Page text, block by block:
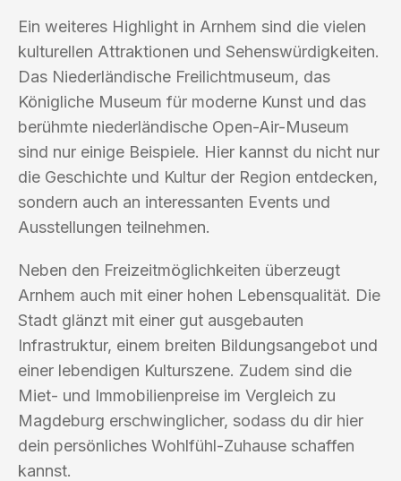
Ein weiteres Highlight in Arnhem sind die vielen
kulturellen Attraktionen und Sehenswürdigkeiten.
Das Niederländische Freilichtmuseum, das
Königliche Museum für moderne Kunst und das
berühmte niederländische Open-Air-Museum
sind nur einige Beispiele. Hier kannst du nicht nur
die Geschichte und Kultur der Region entdecken,
sondern auch an interessanten Events und
Ausstellungen teilnehmen.
Neben den Freizeitmöglichkeiten überzeugt
Arnhem auch mit einer hohen Lebensqualität. Die
Stadt glänzt mit einer gut ausgebauten
Infrastruktur, einem breiten Bildungsangebot und
einer lebendigen Kulturszene. Zudem sind die
Miet- und Immobilienpreise im Vergleich zu
Magdeburg erschwinglicher, sodass du dir hier
dein persönliches Wohlfühl-Zuhause schaffen
kannst.